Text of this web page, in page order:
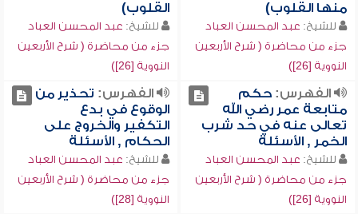
منها القلوب)
للشيخ: عبد المحسن العباد
جزء من محاضرة ( شرح الأربعين
النووية [26])
القلوب)
للشيخ: عبد المحسن العباد
جزء من محاضرة ( شرح الأربعين
النووية [26])
الفهرس:حكم
متابعة عمر رضي الله
تعالى عنه في حد شرب
الخمر , الأسئلة
للشيخ: عبد المحسن العباد
جزء من محاضرة ( شرح الأربعين
النووية [26])
الفهرس: تحذير من
الوقوع في بدع
التكفير والخروج على
الحكام , الأسئلة
للشيخ: عبد المحسن العباد
جزء من محاضرة ( شرح الأربعين
النووية [28])